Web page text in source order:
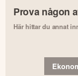
Prova någon
Här hittar du annat